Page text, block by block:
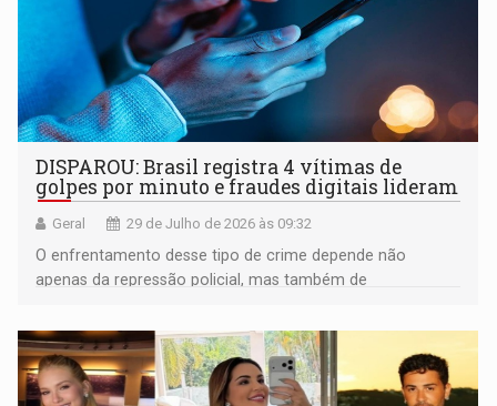
DISPAROU: Brasil registra 4 vítimas de
golpes por minuto e fraudes digitais lideram
Geral 29 de Julho de 2026 às 09:32
O enfrentamento desse tipo de crime depende não
apenas da repressão policial, mas também de